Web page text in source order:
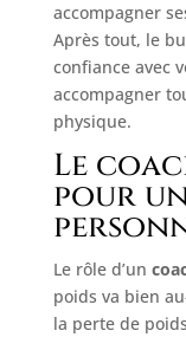
accompagner
Après tout, le
confiance avec
accompagner
physique.
Le
pour
Le rôle d’un
poids va bien
la perte de